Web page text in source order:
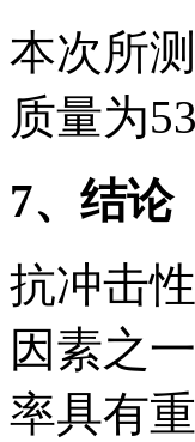
本次所
质量为
7、结论
抗冲击
因素之
率具有